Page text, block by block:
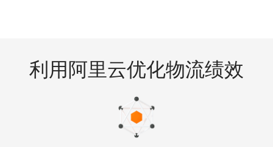
利用阿里云优化物流绩效